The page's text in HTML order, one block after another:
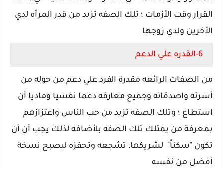
القرار وقت الأزمات ؛ تلك الصفه تزيد من قدر المرأه لدي
الأخرين ولدي زوجها
6-القدره علي الدعم
من الصفات الرائعه مقدرة الفرد علي دعم من حوله من
أسرته واصدقائه وجميع معارفه دعما نفسيا وماديا أن
استطاع ؛ وتلك الصفه تزيد من حب الناس واعتزازهم
بمعرفة من يمتلك تلك الصفه بلأضافه لذلك يجب أن أن
تكون "سكناً" لشريكها، تشجعه وتحفزه ليصبح نسخة
أفضل من نفسه